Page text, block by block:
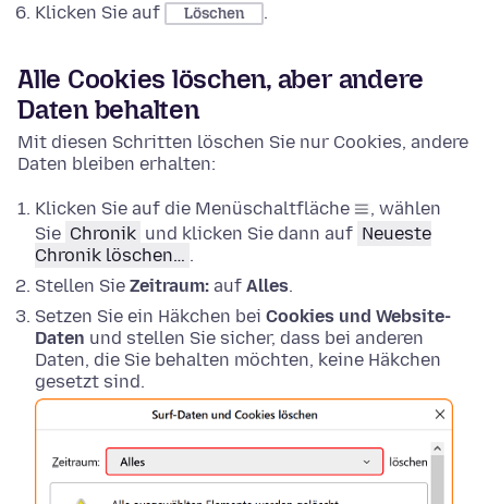
Klicken Sie auf
Löschen .
Alle Cookies löschen, aber andere
Daten behalten
Mit diesen Schritten löschen Sie nur Cookies, andere
Daten bleiben erhalten:
Klicken Sie auf die Menüschaltfläche
, wählen
Sie Chronik und klicken Sie dann auf Neueste
Chronik löschen… .
Stellen Sie Zeitraum: auf Alles.
Setzen Sie ein Häkchen bei Cookies und Website-
Daten und stellen Sie sicher, dass bei anderen
Daten, die Sie behalten möchten, keine Häkchen
gesetzt sind.